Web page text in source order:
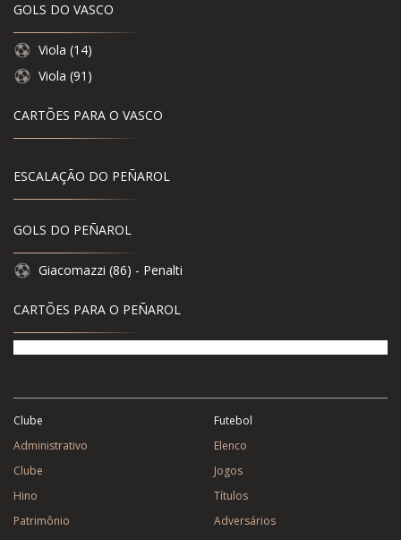
GOLS DO VASCO
Viola (14)
Viola (91)
CARTÕES PARA O VASCO
ESCALAÇÃO DO PEÑAROL
GOLS DO PEÑAROL
Giacomazzi (86) - Penalti
CARTÕES PARA O PEÑAROL
Clube
Administrativo
Clube
Hino
Patrimônio
Futebol
Elenco
Jogos
Títulos
Adversários